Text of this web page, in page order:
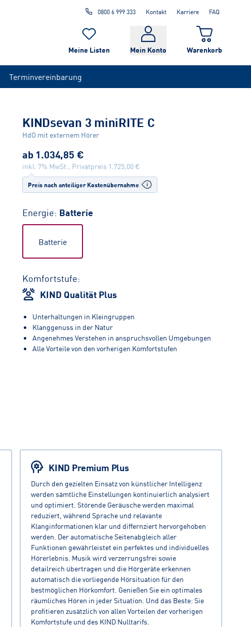
0800 6 999 333 Kontakt Karriere FAQ
Meine Listen Mein Konto Warenkorb
Terminvereinbarung
KINDsevan 3 miniRITE C
HdO mit externem Hörer
ab 1.034,85 €
inkl. 7% MwSt., Privatpreis 1.725,00 €
Preis nach anteiliger Kostenübernahme
Energie: Batterie
Batterie
Komfortstufe:
KIND Qualität Plus
Unterhaltungen in Kleingruppen
Klanggenuss in der Natur
Angenehmes Verstehen in anspruchsvollen Umgebungen
Alle Vorteile von den vorherigen Komfortstufen
KIND Premium Plus
Durch den gezielten Einsatz von künstlicher Intelligenz
werden sämtliche Einstellungen kontinuierlich analysiert
und optimiert. Störende Geräusche werden maximal
reduziert, während Sprache und relavante
Klanginformationen klar und differnziert hervorgehoben
werden. Der automatische Seitenabgleich aller
Funktionen gewährleistet ein perfektes und individuelles
Hörerlebnis. Musik wird verzerrungsfrei sowie
detailreich übertragen und die Hörgeräte erkennen
automatisch die vorliegende Hörsituation für den
bestmöglichen Hörkomfort. Genießen Sie ein optimales
räumliches Hören in jeder Situation. Und das Beste: Sie
profitieren zusätzlich von allen Vorteilen der vorherigen
Komfortstufe und des KIND Nulltarifs.